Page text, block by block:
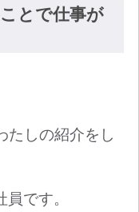
とで仕事が
たしの紹介をし
です。